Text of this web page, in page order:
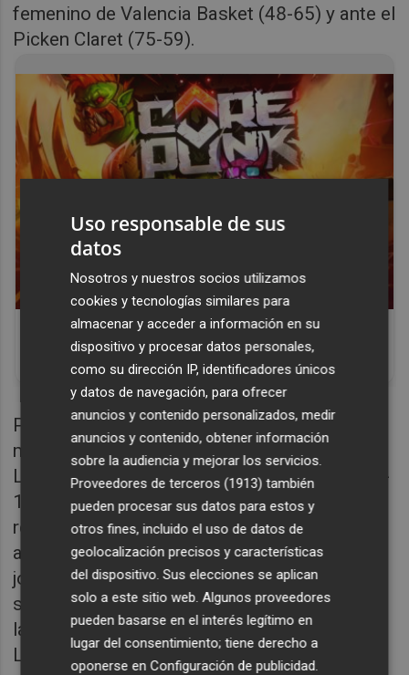
femenino de Valencia Basket (48-65) y ante el
Picken Claret (75-59).
Corepunk MMORPG
Un verdadero MMORPG de la vieja escuela
¡Cómo los de antes, pero mejor!
Por su parte, los jugadores del junior A
masculino no tomaron un camino diferente.
Las victorias frente a Lucentum Alicante (67-
102) y ante el CBI Eche (55-98) junto con los
resultados de sus oponentes, le permitieron
asegurar el título de campeones durante la
jornada del sábado. Pese a tener el título en
sus manos, el equipo no bajó el ritmo y cerró
la Fase Final con una victoria frente a In Side
Logistics Godella (91-71).
Uso responsable de sus
datos
Nosotros y nuestros socios utilizamos
cookies y tecnologías similares para
almacenar y acceder a información en su
dispositivo y procesar datos personales,
como su dirección IP, identificadores únicos
y datos de navegación, para ofrecer
anuncios y contenido personalizados, medir
anuncios y contenido, obtener información
sobre la audiencia y mejorar los servicios.
Proveedores de terceros (1913) también
pueden procesar sus datos para estos y
otros fines, incluido el uso de datos de
geolocalización precisos y características
del dispositivo. Sus elecciones se aplican
solo a este sitio web. Algunos proveedores
pueden basarse en el interés legítimo en
lugar del consentimiento; tiene derecho a
oponerse enConfiguración de publicidad.